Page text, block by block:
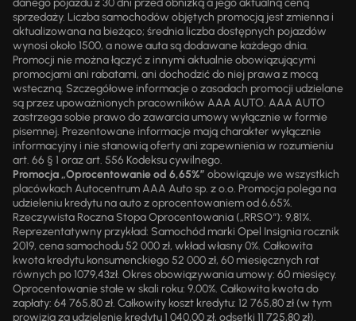
danego pojazdu z 30 dni przed obniżką a jego aktualną ceną
sprzedaży. Liczba samochodów objętych promocją jest zmienna i
aktualizowana na bieżąco; średnia liczba dostępnych pojazdów
wynosi około 1500, a nowe auta są dodawane każdego dnia.
Promocji nie można łączyć z innymi aktualnie obowiązującymi
promocjami ani rabatami, ani dochodzić do niej prawa z mocą
wsteczną. Szczegółowe informacje o zasadach promocji udzielane
są przez upoważnionych pracowników AAA AUTO. AAA AUTO
zastrzega sobie prawo do zawarcia umowy wyłącznie w formie
pisemnej. Prezentowane informacje mają charakter wyłącznie
informacyjny i nie stanowią oferty ani zapewnienia w rozumieniu
art. 66 § 1 oraz art. 556 Kodeksu cywilnego.
Promocja „Oprocentowanie od 6,65%” obowiązuje we wszystkich
placówkach Autocentrum AAA Auto sp. z o.o. Promocja polega na
udzieleniu kredytu na auto z oprocentowaniem od 6,65%.
Rzeczywista Roczna Stopa Oprocentowania („RRSO“): 9,81%.
Reprezentatywny przykład: Samochód marki Opel Insignia rocznik
2019, cena samochodu 52 000 zł, wkład własny 0%. Całkowita
kwota kredytu konsumenckiego 52 000 zł, 60 miesięcznych rat
równych po 1079,43zł. Okres obowiązywania umowy: 60 miesięcy.
Oprocentowanie stałe w skali roku: 9,00%. Całkowita kwota do
zapłaty: 64 765,80 zł. Całkowity koszt kredytu: 12 765,80 zł (w tym
prowizja za udzielenie kredytu 1 040,00 zł, odsetki 11 725,80 zł).